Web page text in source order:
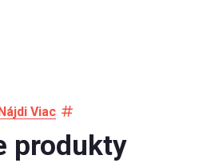
Viac
produkty